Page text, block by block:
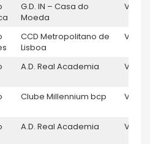
G.D. IN – Casa do
Moeda
V5
CCD Metropolitano de
Lisboa
V5
A.D. Real Academia V5
Clube Millennium bcp V5
A.D. Real Academia V5